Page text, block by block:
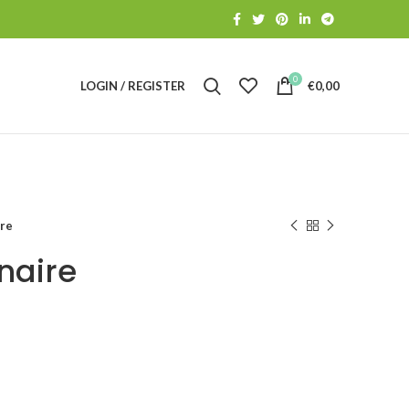
LOGIN / REGISTER 0 €0,00